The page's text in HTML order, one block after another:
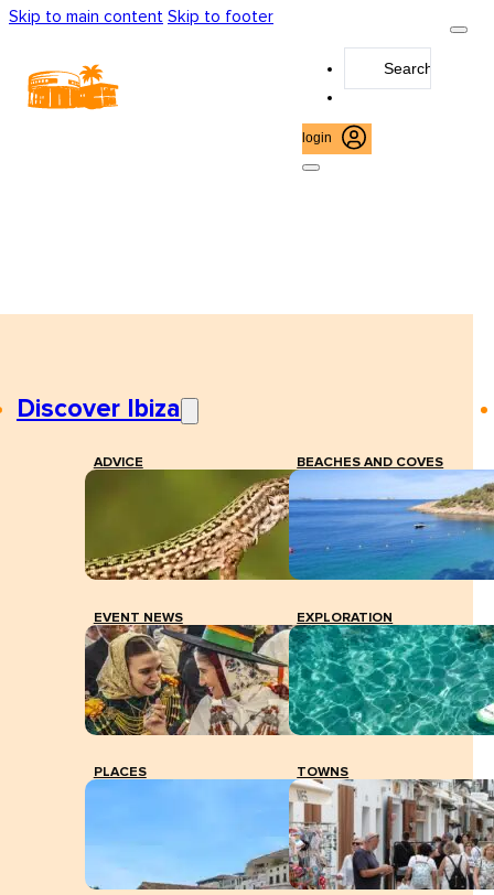
Skip to main content Skip to footer
login
Discover Ibiza
ADVICE BEACHES AND COVES
EVENT NEWS EXPLORATION
PLACES TOWNS